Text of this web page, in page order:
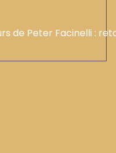
de Peter Facinelli :